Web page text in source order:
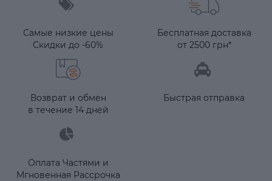
Самые низкие цены
Скидки до -60%
Бесплатная доставка
от 2500 грн*
Возврат и обмен
в течение 14 дней
Быстрая отправка
Оплата Частями и
Мгновенная Рассрочка